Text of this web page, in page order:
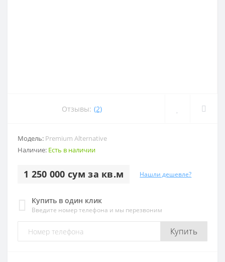
Отзывы: (2)
Модель: Premium Alternative
Наличие: Есть в наличии
1 250 000 сум за кв.м Нашли дешевле?
Купить в один клик
Введите номер телефона и мы перезвоним
Купить